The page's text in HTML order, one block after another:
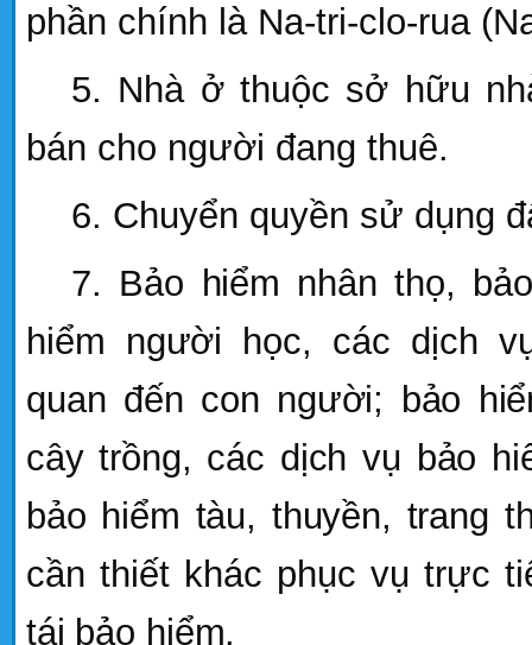
phần chính là Na-tri-clo-rua
5. Nhà ở thuộc sở hữu
bán cho người đang thuê.
6. Chuyển quyền sử dụng
7. Bảo hiểm nhân thọ,
hiểm người học, các dịch
quan đến con người; bảo
cây trồng, các dịch vụ bảo
bảo hiểm tàu, thuyền, trang
cần thiết khác phục vụ trực
tái bảo hiểm.